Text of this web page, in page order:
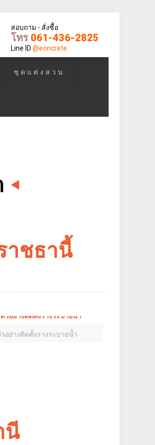
ชุดแต่งสวน
สอบถาม - สั่งซื้อ
โทร 061-436-2825
Line ID @eoncrete
าชธานี้
อย่างติดตั้งรางระบายน้ำ
นี